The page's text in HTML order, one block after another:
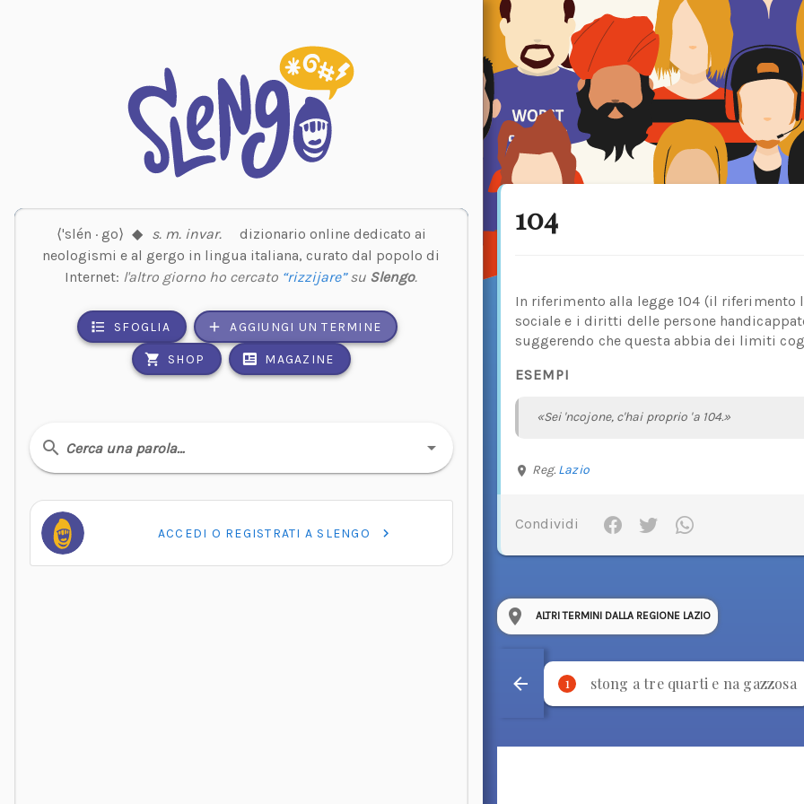
⟨'slén · go⟩ ◆ s. m. invar.
dizionario online dedicato ai
neologismi e al gergo in lingua italiana, curato dal popolo di
Internet: l'altro giorno ho cercato “rizzijare”su Slengo.
SFOGLIA AGGIUNGI UN TERMINE
SHOP MAGAZINE
Cerca una parola…
ACCEDI O REGISTRATI A SLENGO
104
In riferimento alla legge 104 (il
sociale e i diritti delle persone
suggerendo che questa abbia dei limiti
ESEMPI
«Sei 'ncojone, c'hai proprio 'a 104.»
Reg. Lazio
Condividi
ALTRI TERMINI DALLA REGIONE LAZIO
1 stong a tre quarti e na gazzosa